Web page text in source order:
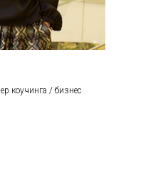
коучинга / бизнес